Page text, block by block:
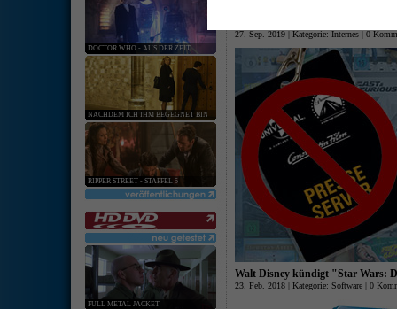
DOCTOR WHO - AUS DER ZEIT...
NACHDEM ICH IHM BEGEGNET BIN
RIPPER STREET - STAFFEL 5
FULL METAL JACKET
27. Sep. 2019 | Kategorie: Internes | 0
Walt Disney kündigt "Star Wars:
23. Feb. 2018 | Kategorie: Software | 0